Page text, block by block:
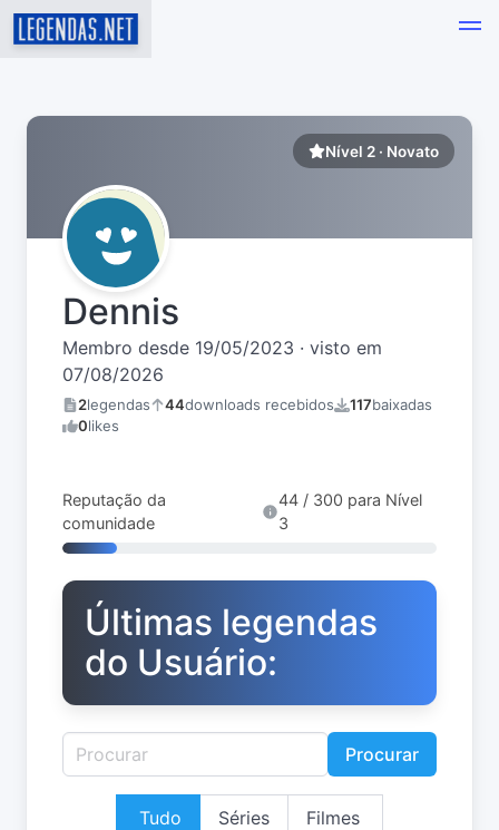
Nível 2 · Novato
Dennis
Membro desde 19/05/2023 · visto em
07/08/2026
2legendas 44downloads recebidos 117baixadas
0likes
Reputação da
comunidade
44 / 300 para Nível
3
Últimas legendas
do Usuário:
Procurar
Tudo Séries Filmes